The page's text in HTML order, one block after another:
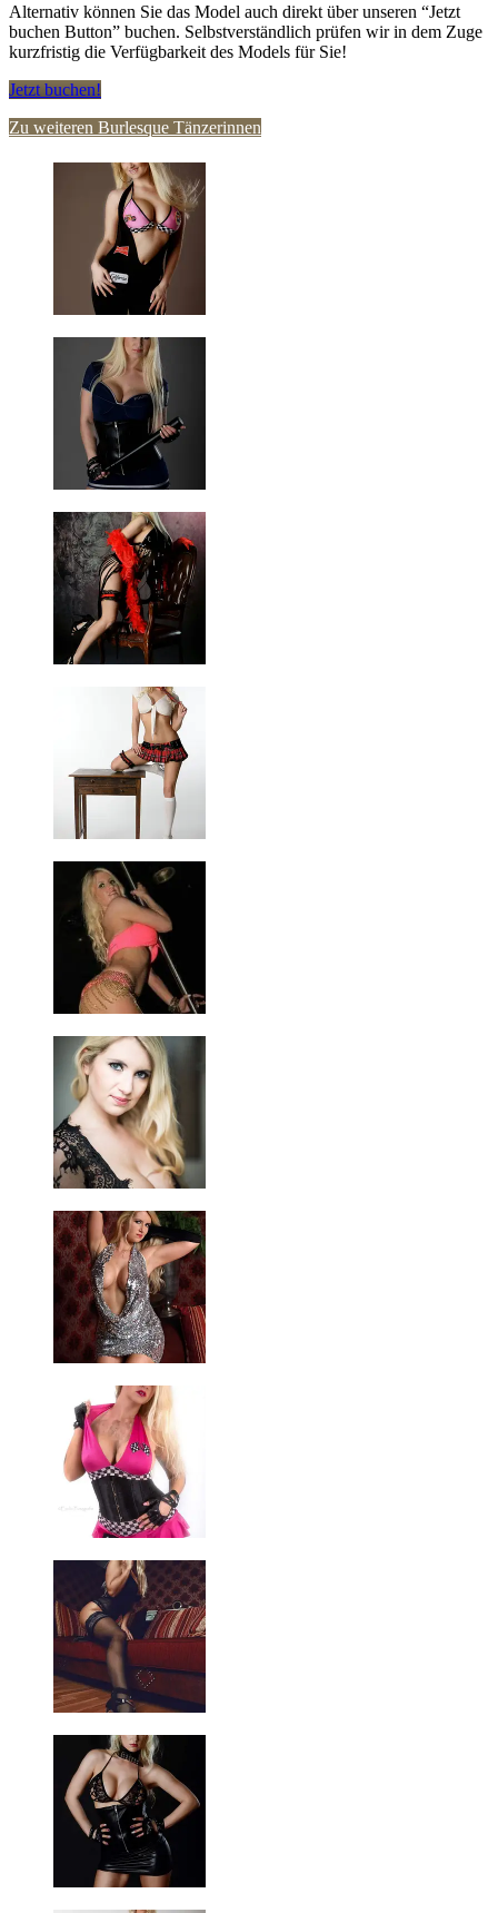
Alternativ können Sie das Model auch direkt über unseren “Jetzt
buchen Button” buchen. Selbstverständlich prüfen wir in dem Zuge
kurzfristig die Verfügbarkeit des Models für Sie!
Jetzt buchen!
Zu weiteren Burlesque Tänzerinnen